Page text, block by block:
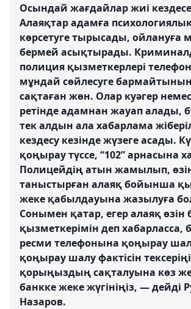
Осындай жағдайлар жиі
Алаяқтар адамға
көрсетуге тырысады, ойлануға
бермей асықтырады.
полиция қызметкерлері
мұндай сөйлесуге бармайтынын
сақтаған жөн. Олар куәгер
ретінде адамнан жауап алады,
тек алдын ала хабарлама
кездесу кезінде жүзеге асады.
қоңырау түссе, “102” арнасына
Полицейдің атын жамылып,
таныстырған алаяқ бойынша
жеке қабылдауына жазылуға
Сонымен қатар, егер алаяқ өзін
қызметкерімін деп хабарласса,
ресми телефонына қоңырау
қоңырау шалу фактісін
қорыңыздың сақталуына көз
банкке жеке жүгініңіз, — дейді
Назаров.